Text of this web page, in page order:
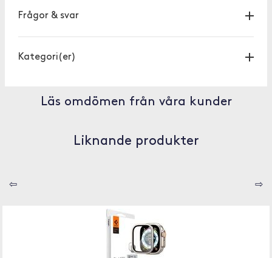
Frågor & svar
Kategori(er)
Läs omdömen från våra kunder
Liknande produkter
⇦ ⇨